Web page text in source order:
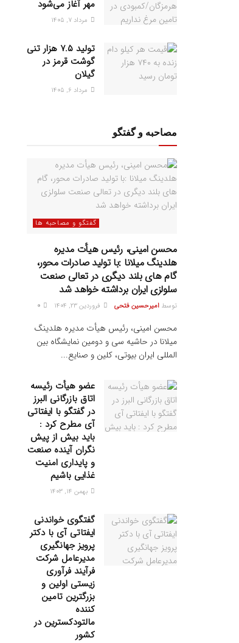
مهر آغاز می‌شود
مرداد ۷, ۱۴۰۵
تولید ۷.۵ هزار تنی
گوشت قرمز در
گیلان
مرداد ۶, ۱۴۰۵
مصاحبه و گفتگو
گفتگو و مصاحبه ها
محسن امینی، رئیس هیأت مدیره
هلدینگ میلانا :با تولید صادرات محور،
گام های بلند دیگری در تعالی صنعت
سلولزی ایران برداشته خواهد شد
توسط امیرحسین فتحی فروردین ۲۳, ۱۴۰۴
محسن امینی، رئیس هیأت مدیره هلدینگ
میلانا در حاشیه سی و دومین نمایشگاه بین
المللی ایران بیوتی، کلین و صنایع...
عضو هیأت رئیسه
اتاق بازرگانی البرز
در گفتگو با ایفتاتی
آی مطرح کرد :
باید بیش از پیش
نگران آینده صنعت
و پایداری امنیت
غذایی باشیم
بهمن ۱۴, ۱۴۰۳
گفتگوی خواندنی
ایفتاتی آی با دکتر
پرویز جهانگیری
مدیرعامل شرکت
فرآیند فرآوری
زیستی اولین و
بزرگترین تامین
کننده
مالتودکسترین در
کشور